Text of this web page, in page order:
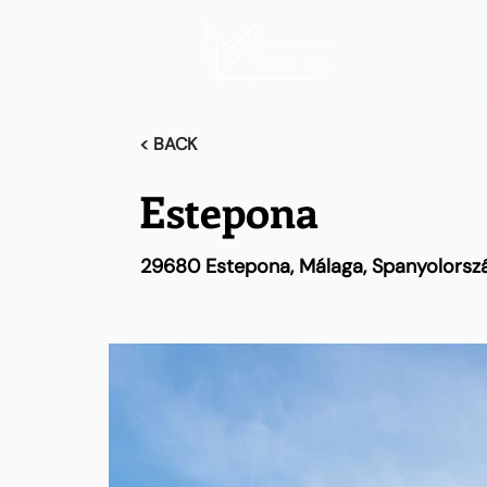
< BACK
Estepona
29680 Estepona, Málaga,